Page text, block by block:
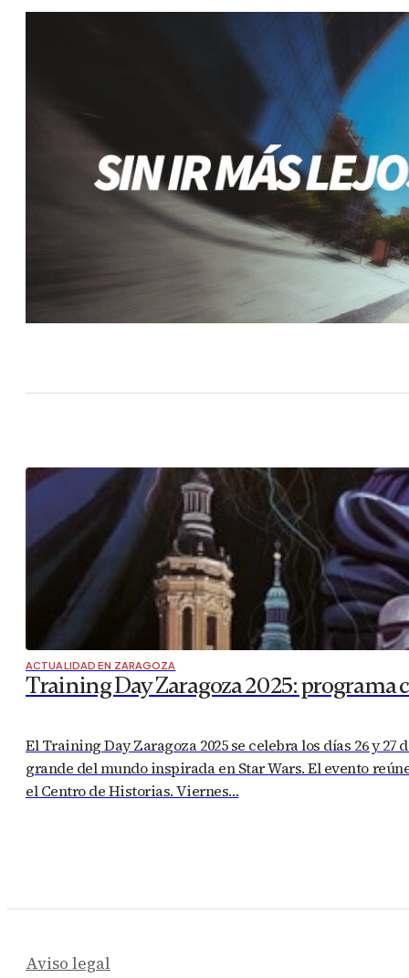
ACTUALIDAD EN ZARAGOZA
Training Day Zaragoza 2025: programa
El Training Day Zaragoza 2025 se celebra los días 26 y
grande del mundo inspirada en Star Wars. El evento
el Centro de Historias. Viernes…
Aviso legal